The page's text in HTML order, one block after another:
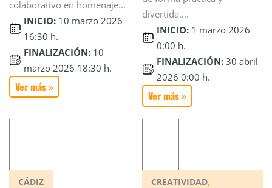
colaborativo en homenaje...
INICIO: 10 marzo 2026
16:30 h.
FINALIZACIÓN: 10
marzo 2026 18:30 h.
Ver más »
divertida....
INICIO: 1 marzo 2026
0:00 h.
FINALIZACIÓN: 30 abril
2026 0:00 h.
Ver más »
CÁDIZ CREATIVIDAD,